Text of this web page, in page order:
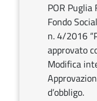
POR
Fondo
n. 4/2016
approvato
Modifica
d’obbligo.